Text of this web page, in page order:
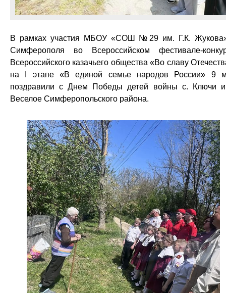
В рамках участия МБОУ «СОШ №29 им. Г.К.
Симферополя во Всероссийском фестивале-
Всероссийского казачьего общества «Во славу
на I этапе «В единой семье народов России» 9
поздравили с Днем Победы детей войны с. Ключи
Веселое Симферопольского района.